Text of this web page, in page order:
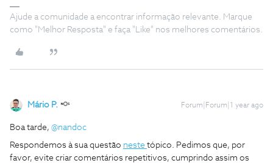
Ajude a comunidade a encontrar informação relevante. Marque
como "Melhor Resposta" e faça "Like" nos melhores comentários.
Mário P. Forum|Forum|1 year ago
Boa tarde, ​ @nandoc
Respondemos à sua questão neste tópico. Pedimos que, por
favor, evite criar comentários repetitivos, cumprindo assim os